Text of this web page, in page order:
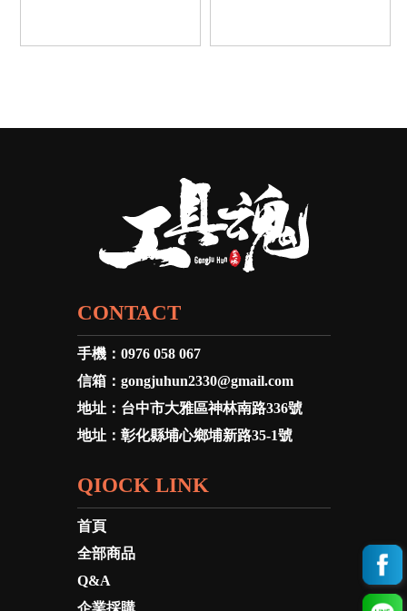
CONTACT
手機： 0976 058 067
信箱： gongjuhun2330@gmail.com
地址： 台中市大雅區神林南路336號
地址： 彰化縣埔心鄉埔新路35-1號
QIOCK LINK
首頁
全部商品
Q&A
企業採購